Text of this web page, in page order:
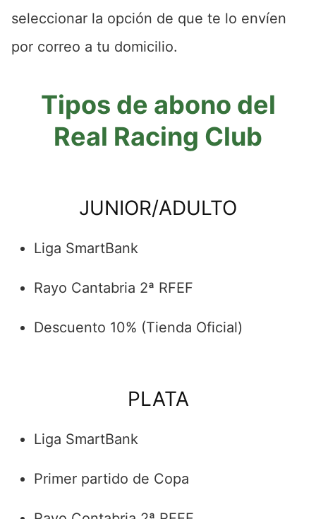
seleccionar la opción de que te lo envíen
por correo a tu domicilio.
Tipos de abono del
Real Racing Club
JUNIOR/ADULTO
Liga SmartBank
Rayo Cantabria 2ª RFEF
Descuento 10% (Tienda Oficial)
PLATA
Liga SmartBank
Primer partido de Copa